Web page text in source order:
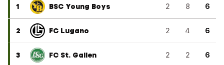
1 BSC Young Boys 2 8 6
2 FC Lugano 2 4 6
3 FC St. Gallen 2 2 6